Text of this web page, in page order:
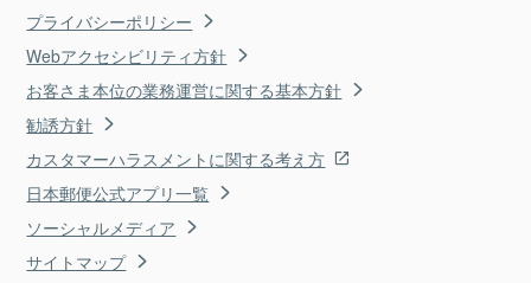
プライバシーポリシー
Webアクセシビリティ方針
お客さま本位の業務運営に関する基本方針
勧誘方針
カスタマーハラスメントに関する考え方
日本郵便公式アプリ一覧
ソーシャルメディア
サイトマップ